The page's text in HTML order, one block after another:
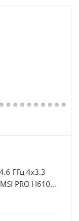
ГГц 4x3.3
PRO H610M-
DDR4 16Gb,